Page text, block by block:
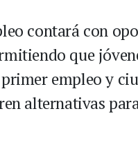
contará con
que
empleo y
alternativas